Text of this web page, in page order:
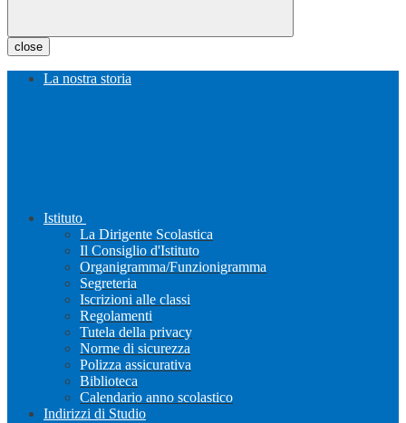
close
La nostra storia
Istituto
La Dirigente Scolastica
Il Consiglio d'Istituto
Organigramma/Funzionigramma
Segreteria
Iscrizioni alle classi
Regolamenti
Tutela della privacy
Norme di sicurezza
Polizza assicurativa
Biblioteca
Calendario anno scolastico
Indirizzi di Studio